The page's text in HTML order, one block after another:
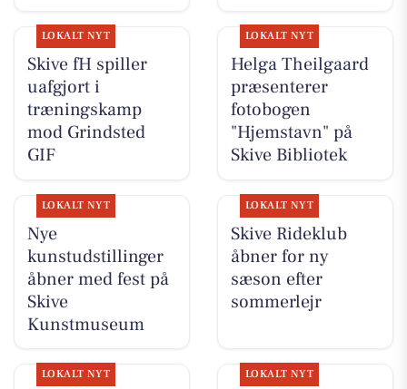
LOKALT NYT
Skive fH spiller
uafgjort i
træningskamp
mod Grindsted
GIF
LOKALT NYT
Helga Theilgaard
præsenterer
fotobogen
"Hjemstavn" på
Skive Bibliotek
LOKALT NYT
Nye
kunstudstillinger
åbner med fest på
Skive
Kunstmuseum
LOKALT NYT
Skive Rideklub
åbner for ny
sæson efter
sommerlejr
LOKALT NYT LOKALT NYT